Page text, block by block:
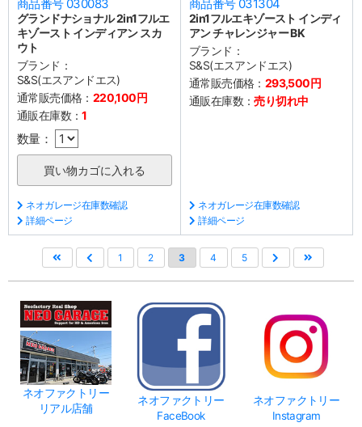
商品番号 030083
グランドナショナル 2in1フルエ
キゾースト インディアン スカ
ウト
ブランド：
S&S(エスアンドエス)
通常販売価格： 220,100円
通販在庫数：1
数量：
ネオガレージ在庫数確認
詳細ページ
商品番号 031304
2in1フルエキゾースト インディ
アン チャレンジャー BK
ブランド：
S&S(エスアンドエス)
通常販売価格： 293,500円
通販在庫数：売り切れ中
ネオガレージ在庫数確認
詳細ページ
1 2 3 4 5
ネオファクトリー
リアル店舗
ネオファクトリー
FaceBook
ネオファクトリー
Instagram